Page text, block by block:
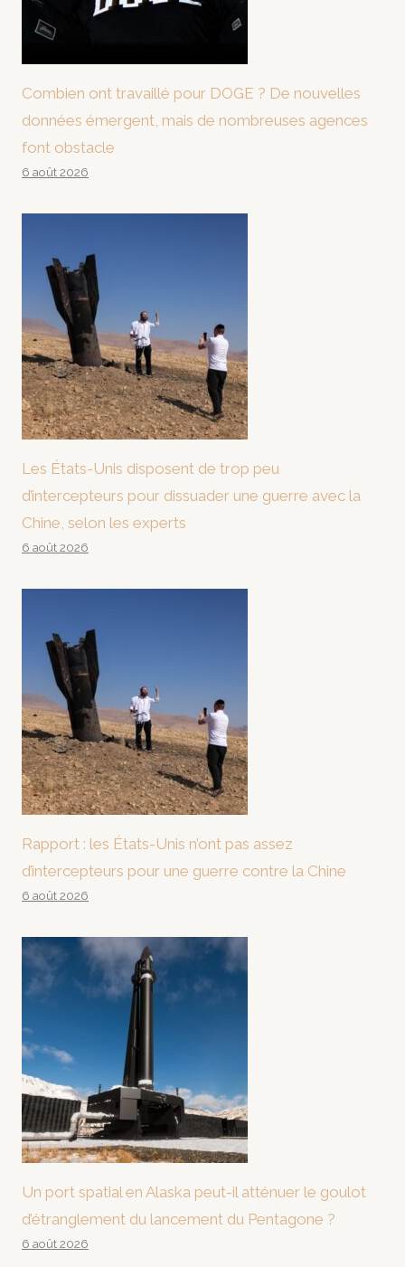
Combien ont travaillé pour DOGE ? De nouvelles
données émergent, mais de nombreuses agences
font obstacle
6 août 2026
Les États-Unis disposent de trop peu
d’intercepteurs pour dissuader une guerre avec la
Chine, selon les experts
6 août 2026
Rapport : les États-Unis n’ont pas assez
d’intercepteurs pour une guerre contre la Chine
6 août 2026
Un port spatial en Alaska peut-il atténuer le goulot
d’étranglement du lancement du Pentagone ?
6 août 2026